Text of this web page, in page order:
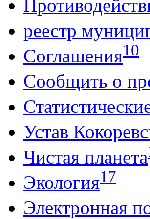
реестр
Соглашения10
Сообщить о
Устав
Чистая планета
Экология17
Электронная